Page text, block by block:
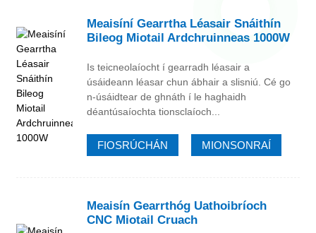
Meaisíní Gearrtha Léasair Snáithín
Bileog Miotail Ardchruinneas 1000W
Is teicneolaíocht í gearradh léasair a
úsáideann léasar chun ábhair a slisniú. Cé go
n-úsáidtear de ghnáth í le haghaidh
déantúsaíochta tionsclaíoch...
FIOSRÚCHÁN MIONSONRAÍ
Meaisín Gearrthóg Uathoibríoch
CNC Miotail Cruach